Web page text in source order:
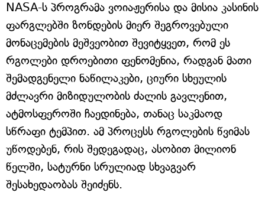
NASA-ს პროგრამა ვოიაჟერისა და მისია კასინის
ფარგლებში ზონდების მიერ შეგროვებული
მონაცემების მეშვეობით შევიტყვეთ, რომ ეს
რგოლები დროებითი ფენომენია, რადგან მათი
შემადგენელი ნაწილაკები, ციური სხეულის
მძლავრი მიზიდულობის ძალის გავლენით,
ატმოსფეროში ჩაედინება, თანაც საკმაოდ
სწრაფი ტემპით. ამ პროცესს რგოლების წვიმას
უწოდებენ, რის შედეგადაც, ასობით მილიონ
წელში, სატურნი სრულიად სხვაგვარ
შესახედაობას შეიძენს.